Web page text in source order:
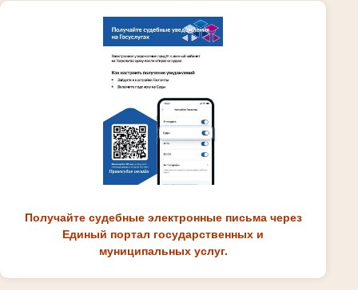
Получайте судебные электронные письма через
Единый портал государственных и
муниципальных услуг.